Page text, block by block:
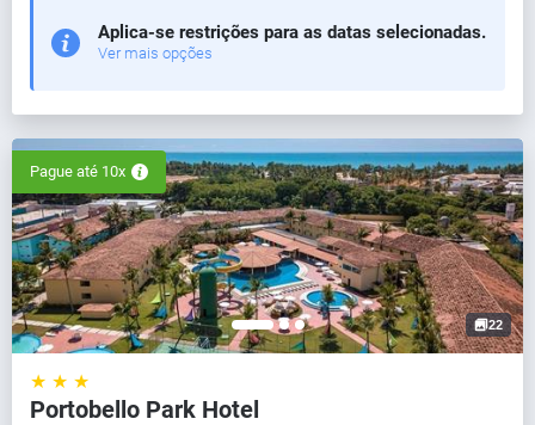
Aplica-se restrições para as datas selecionadas.
Ver mais opções
Pague até 10x
22
★ ★ ★
Portobello Park Hotel